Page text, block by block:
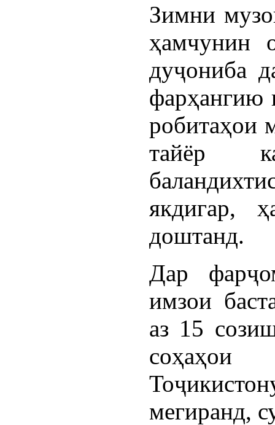
Зимни
ҳамчунин
дуҷониба
фарҳангию
робитаҳои
тайёр
якдигар,
доштанд.
Дар
имзои
аз 15
соҳаҳои
мегиранд,